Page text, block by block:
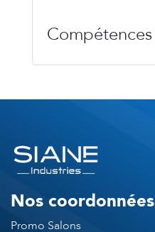
Compétences
Nos coordonnées
Promo Salons